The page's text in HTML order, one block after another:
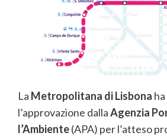
La Metropolitana di Lisbona
l’approvazione dallaAgenzia
l’Ambiente(APA) per l’atteso